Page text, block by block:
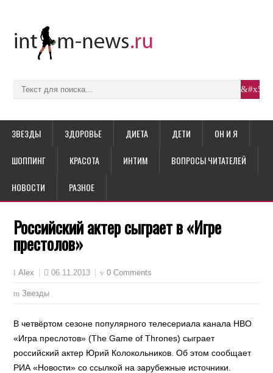
ЗВЕЗДЫ ЗДОРОВЬЕ ДИЕТА ДЕТИ ОН И Я
ШОППИНГ КРАСОТА ИНТИМ ВОПРОСЫ ЧИТАТЕЛЕЙ
НОВОСТИ РАЗНОЕ
Российский актер сыграет в «Игре
престолов»
Alex 06.11.2013 0 Comments
Звезды
В четвёртом сезоне популярного телесериала канала HBO
«Игра преслотов» (The Game of Thrones) сыграет
российский актер Юрий Колокольников. Об этом сообщает
РИА «Новости» со ссылкой на зарубежные источники.